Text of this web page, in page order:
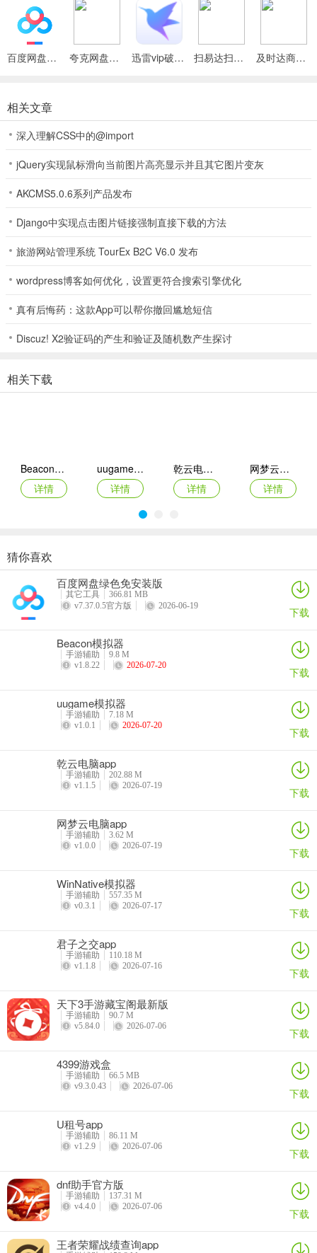
3、千鸟棋牌火影忍者使用金币可以购买比赛门票，赢得比赛可以获得
神秘大奖。
一卡的形式排列成10的倍数，此种牌就被成为“斗牛”。
2、在来宝赢棋牌斗牛里面，牌的大小是
为1点，其他的牌型是自身的点数。
3、斗牛的规则是：牌局开始每个人手中都有5张牌，玩家需要将手中
后剩余的两张牌的点数相加，得出几点，去掉10位数，只留个位数进
行比较，如果剩余两张牌相加的点数也正好的整十的话，就成为“牛
五小牛 > 炸弹 > 五花牛 > 四花牛 > 牛牛 > 牛九 > 牛八 > 牛七 >........
牛一 > 没牛。小编第一次玩来宝赢棋牌斗牛的时候，一看到自己有个
5、在压分上面：五小牛 x 6倍压分;炸弹 x 5倍压分;五花牛 x 4倍压分;
6、结算方式：输家下注分值x赢家牌型倍率。
百度网盘绿色免安装Pc电脑版 夸克网盘官方正式版 迅雷vip破解版永久会员2024版 扫易达扫描仪最新安卓版 及时达商家(同城配送App)
相关文章
深入理解CSS中的@import
jQuery实现鼠标滑向当前图片高亮显示并且其它图片变灰
AKCMS5.0.6系列产品发布
Django中实现点击图片链接强制直接下载的方法
旅游网站管理系统 TourEx B2C V6.0 发布
wordpress博客如何优化，设置更符合搜索引擎优化
真有后悔药：这款App可以帮你撤回尴尬短信
Discuz! X2验证码的产生和验证及随机数产生探讨
相关下载
Beacon模拟器
详情
uugame模拟器
详情
乾云电脑app
详情
网梦云电脑app
详情
WinNative模拟器
详情
君子之交app
详情
99电玩
光大娱乐Android官方版
猜你喜欢
百度网盘绿色免安装版
其它工具
366.81 MB
v7.37.0.5官方版
2026-06-19 下载
Beacon模拟器
手游辅助
9.8 M
v1.8.22
2026-07-20 下载
uugame模拟器
手游辅助
7.18 M
v1.0.1
2026-07-20 下载
乾云电脑app
手游辅助
202.88 M
v1.1.5
2026-07-19 下载
网梦云电脑app
手游辅助
3.62 M
v1.0.0
2026-07-19 下载
WinNative模拟器
手游辅助
557.35 M
v0.3.1
2026-07-17 下载
君子之交app
手游辅助
110.18 M
v1.1.8
2026-07-16 下载
天下3手游藏宝阁最新版
手游辅助
90.7 M
v5.84.0
2026-07-06 下载
4399游戏盒
手游辅助
66.5 MB
v9.3.0.43
2026-07-06 下载
U租号app
手游辅助
86.11 M
v1.2.9
2026-07-06 下载
dnf助手官方版
手游辅助
137.31 M
v4.4.0
2026-07-06 下载
王者荣耀战绩查询app